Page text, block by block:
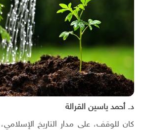
د. أحمد ياسين القرالة
كان للوقف، على مدار التاريخ